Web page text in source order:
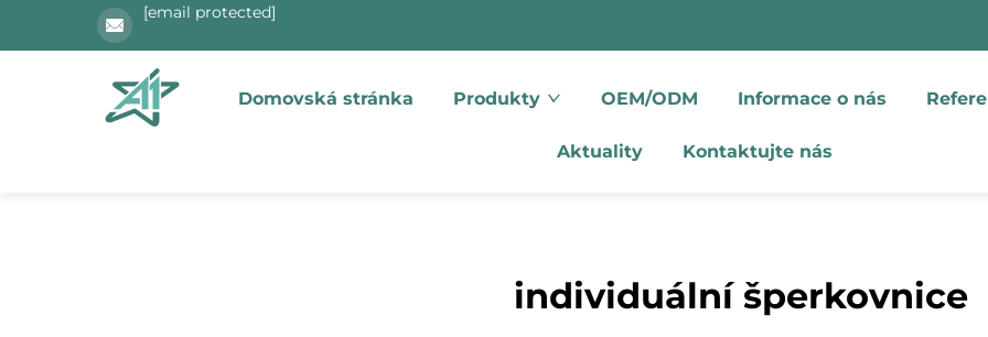
[email protected]
Domovská stránka Produkty OEM/ODM Informace o nás
Aktuality Kontaktujte nás
individuální šperkovnice